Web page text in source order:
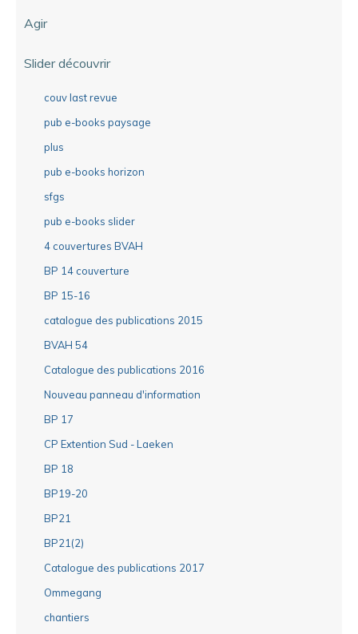
Agir
Slider découvrir
couv last revue
pub e-books paysage
plus
pub e-books horizon
sfgs
pub e-books slider
4 couvertures BVAH
BP 14 couverture
BP 15-16
catalogue des publications 2015
BVAH 54
Catalogue des publications 2016
Nouveau panneau d'information
BP 17
CP Extention Sud - Laeken
BP 18
BP19-20
BP21
BP21(2)
Catalogue des publications 2017
Ommegang
chantiers